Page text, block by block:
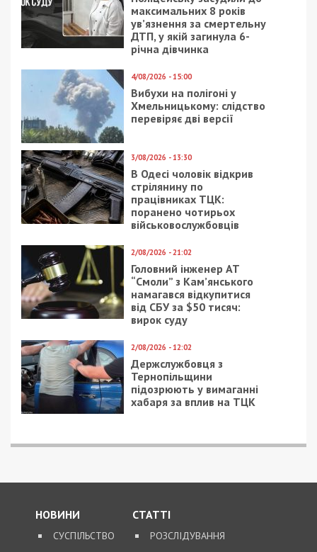
СУСПІЛЬСТВО
14/09/2020 - 13:13
Днепряне просят
запустить ночные
троллейбусы
19/02/2021 - 10:54
жизни трех человек
Коронавирус в Днепре:
новые зараженные в
области на утро 21
мая
Коронавирус в
Украине: выздоровели
больше, чем заболели